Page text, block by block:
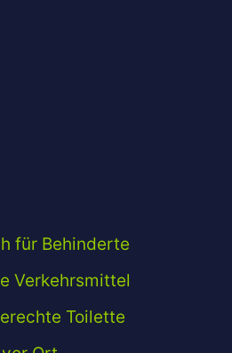
für Behinderte
Verkehrsmittel
Toilette